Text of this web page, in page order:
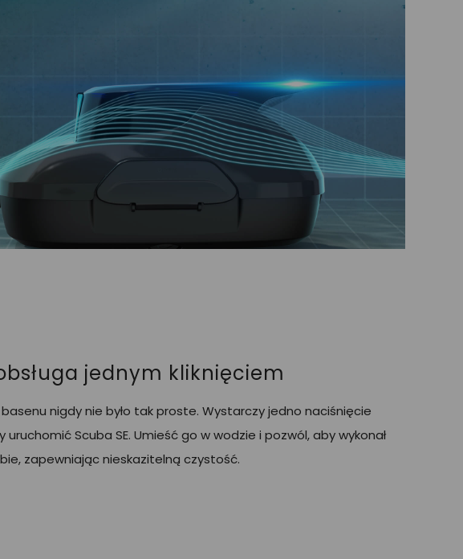
jednym kliknięciem
nigdy nie było tak proste. Wystarczy jedno naciśnięcie
uruchomić Scuba SE. Umieść go w wodzie i pozwól, aby wykonał
zapewniając nieskazitelną czystość.